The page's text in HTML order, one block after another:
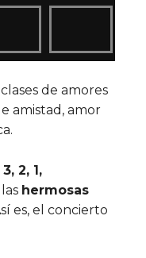
de amores
amistad, amor
2, 1,
hermosas
es, el concierto